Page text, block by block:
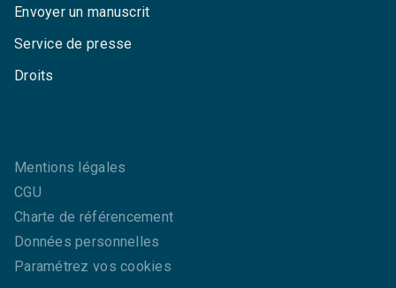
Envoyer un manuscrit
Service de presse
Droits
Mentions légales
CGU
Charte de référencement
Données personnelles
Paramétrez vos cookies